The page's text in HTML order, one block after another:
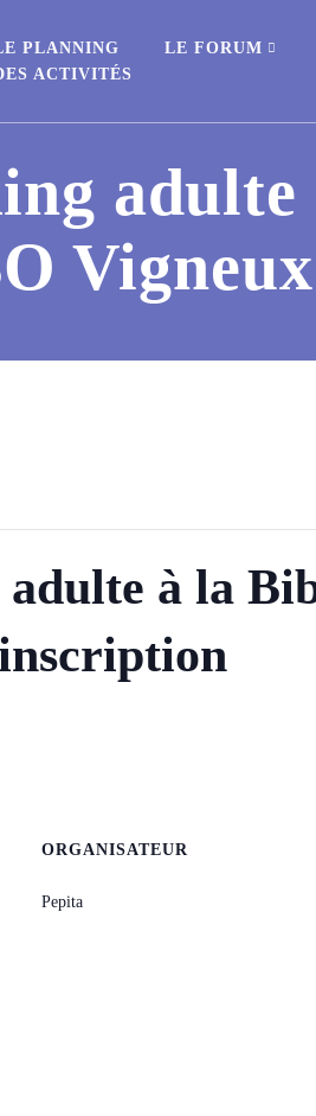
PLANNING
ACTIVITÉS
LE FORUM
à la
ORGANISATEUR
Pepita